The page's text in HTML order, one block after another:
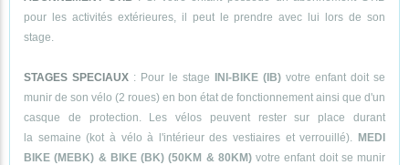
pour les activités extérieures, il peut le prendre avec lui lors de son
stage.
STAGES SPECIAUX : Pour le stage INI-BIKE (IB) votre enfant doit se
munir de son vélo (2 roues) en bon état de fonctionnement ainsi que d'un
casque de protection. Les vélos peuvent rester sur place durant
la semaine (kot à vélo à l'intérieur des vestiaires et verrouillé). MEDI
BIKE (MEBK) & BIKE (BK) (50KM & 80KM) votre enfant doit se munir